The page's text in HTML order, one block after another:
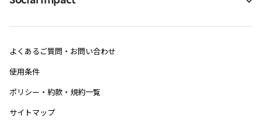
よくあるご質問・お問い合わせ
使用条件
ポリシー・約款・規約一覧
サイトマップ